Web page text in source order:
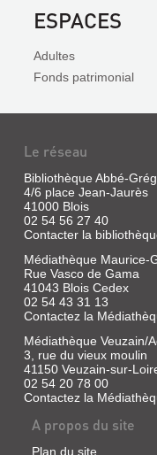
ESPACES
Adultes
Fonds patrimonial
Le réseau
Bibliothèque Abbé-
4/6 place Jean-Jaurès
41000 Blois
02 54 56 27 40
Contacter la
Médiathèque Maurice-
Rue Vasco de Gama
41043 Blois Cedex
02 54 43 31 13
Contactez la
Médiathèque Veuzain/
3, rue du vieux moulin
41150 Veuzain-sur-
02 54 20 78 00
Contactez la
A propos du site
Plan du site